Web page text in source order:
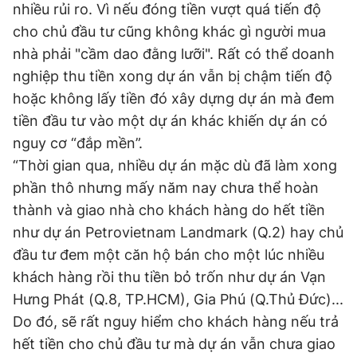
nhiều rủi ro. Vì nếu đóng tiền vượt quá tiến độ
cho chủ đầu tư cũng không khác gì người mua
nhà phải "cầm dao đằng lưỡi". Rất có thể doanh
nghiệp thu tiền xong dự án vẫn bị chậm tiến độ
hoặc không lấy tiền đó xây dựng dự án mà đem
tiền đầu tư vào một dự án khác khiến dự án có
nguy cơ “đắp mền”.
“Thời gian qua, nhiều dự án mặc dù đã làm xong
phần thô nhưng mấy năm nay chưa thể hoàn
thành và giao nhà cho khách hàng do hết tiền
như dự án Petrovietnam Landmark (Q.2) hay chủ
đầu tư đem một căn hộ bán cho một lúc nhiều
khách hàng rồi thu tiền bỏ trốn như dự án Vạn
Hưng Phát (Q.8, TP.HCM), Gia Phú (Q.Thủ Đức)...
Do đó, sẽ rất nguy hiểm cho khách hàng nếu trả
hết tiền cho chủ đầu tư mà dự án vẫn chưa giao